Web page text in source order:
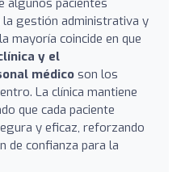
la gestión administrativa y
mayoría coincide en que
y el
médicoson los
La clínica mantiene
que cada paciente
y eficaz, reforzando
de confianza para la